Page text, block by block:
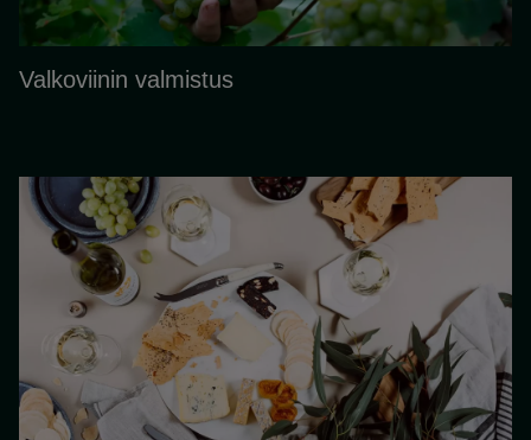
Valkoviinin valmistus